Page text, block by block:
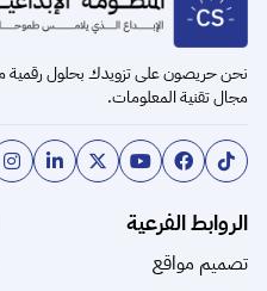
نحن حريصون على تزويدك بحلول رقمية
مجال تقنية المعلومات.
الروابط الفرعية
تصميم مواقع